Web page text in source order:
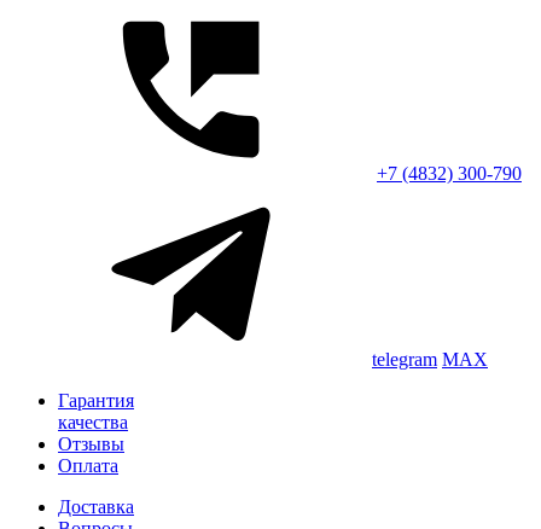
+7 (4832) 300-790
telegram MAX
Гарантия
качества
Отзывы
Оплата
Доставка